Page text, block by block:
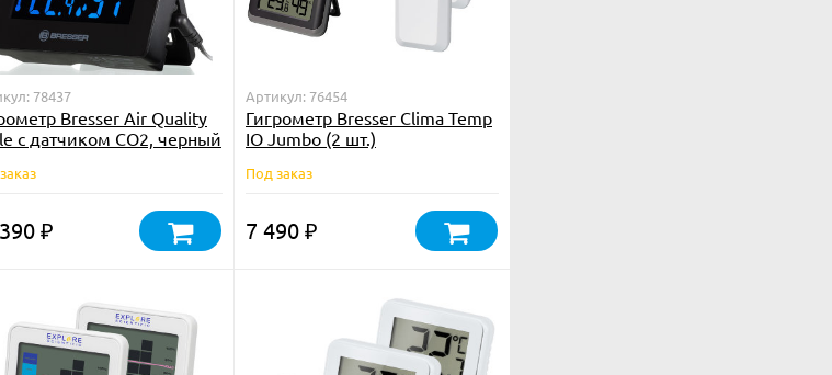
78437
Bresser Air Quality
с датчиком CO2, черный
₽
Артикул: 76454
Гигрометр Bresser Clima Temp
IO Jumbo (2 шт.)
Под заказ
7 490 ₽